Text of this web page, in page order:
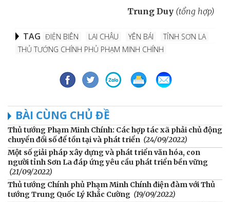
Trung Duy (tổng hợp)
TAG ĐIỆN BIÊN LAI CHÂU YÊN BÁI
TỈNH SƠN LA
THỦ TƯỚNG CHÍNH PHỦ PHẠM MINH CHÍNH
BÀI CÙNG CHỦ ĐỀ
Thủ tướng Phạm Minh Chính: Các hợp tác xã phải chủ động
chuyển đổi số để tồn tại và phát triển (24/09/2022)
Một số giải pháp xây dựng và phát triển văn hóa, con
người tỉnh Sơn La đáp ứng yêu cầu phát triển bền vững
(21/09/2022)
Thủ tướng Chính phủ Phạm Minh Chính điện đàm với Thủ
tướng Trung Quốc Lý Khắc Cường (19/09/2022)